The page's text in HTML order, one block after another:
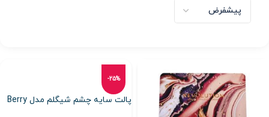
-25%
پالت سایه چشم شیگلم مدل Berry